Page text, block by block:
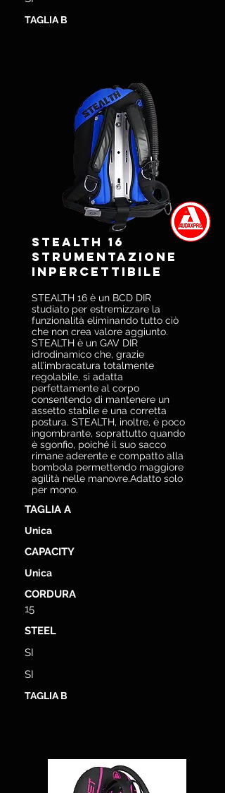
TAGLIA B
STEALTH 16
Strumentazione
inpercettibile
STEALTH 16 è un BCD DIR
studiato per estremizzare la
funzionalità eliminando tutto ciò
che non crea valore aggiunto.
STEALTH è un GAV DIR
idrodinamico che, grazie
all’imbracatura totalmente
regolabile, si adatta
perfettamente al corpo
consentendo di mantenere un
assetto stabile e una corretta
postura. STEALTH, inoltre, è poco
ingombrante, soprattutto quando
è sgonfio, poiché il suo sacco
rimane aderente e compatto alla
bombola permettendo maggiore
agilità nelle manovre.Adatto solo
per mono.
TAGLIA A
Unica
CAPACITY
Unica
CORDURA
15
STEEL
SI
SI
TAGLIA B